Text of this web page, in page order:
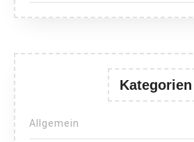
Kategorien
Allgemein